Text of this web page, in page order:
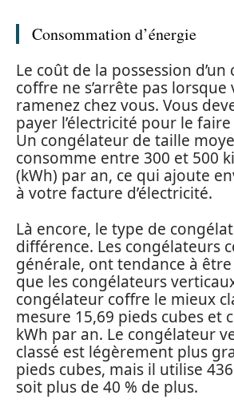
Consommation d’énergie
Le coût de la possession
coffre ne s’arrête pas lorsque
ramenez chez vous. Vous
payer l’électricité pour le
Un congélateur de taille
consomme entre 300 et 500
(kWh) par an, ce qui ajoute
à votre facture d’électricité.
Là encore, le type de
différence. Les congélateurs
générale, ont tendance à
que les congélateurs
congélateur coffre le mieux
mesure 15,69 pieds cubes et
kWh par an. Le congélateur
classé est légèrement plus
pieds cubes, mais il utilise
soit plus de 40 % de plus.